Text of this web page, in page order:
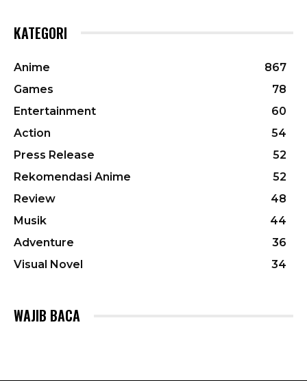
KATEGORI
Anime
867
Games
78
Entertainment
60
Action
54
Press Release
52
Rekomendasi Anime
52
Review
48
Musik
44
Adventure
36
Visual Novel
34
WAJIB BACA